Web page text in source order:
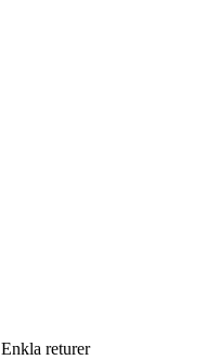
Enkla returer